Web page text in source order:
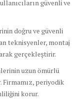
güvenli ve
doğru ve güvenli
teknisyenler, montaj
gerçekleştirir.
uzun ömürlü
Firmamız, periyodik
korur.